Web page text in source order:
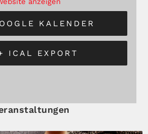
KALENDER
ICAL EXPORT